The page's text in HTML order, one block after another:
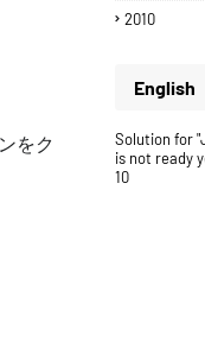
をク
2010
English
Solution for
is not ready
10